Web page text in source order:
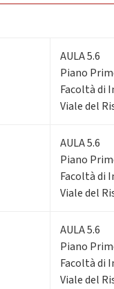
AULA 5.6
Piano
Facoltà di
Viale del
AULA 5.6
Piano
Facoltà di
Viale del
AULA 5.6
Piano
Facoltà di
Viale del